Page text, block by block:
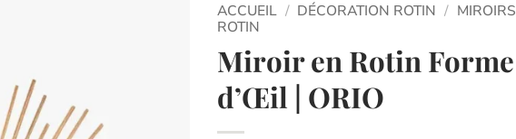
ACCUEIL / DÉCORATION ROTIN / MIROIRS
ROTIN
Miroir en Rotin Forme
d’Œil | ORIO